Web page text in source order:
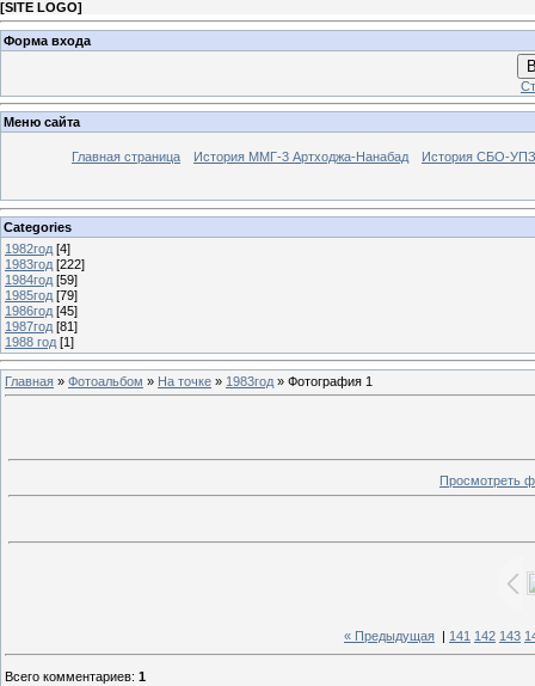
[SITE LOGO]
Форма входа
Меню сайта
Главная страница История ММГ-3 Артходжа-Нанабад История СБО-УПЗ
Categories
1982год [4]
1983год [222]
1984год [59]
1985год [79]
1986год [45]
1987год [81]
1988 год [1]
Главная » Фотоальбом » На точке » 1983год » Фотография 1
Просмотреть
« Предыдущая 141 142 143
Всего комментариев: 1